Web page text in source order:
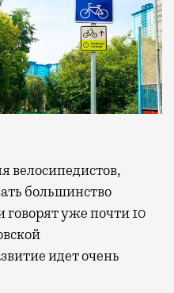
большинство
говорят уже почти 10
идет очень